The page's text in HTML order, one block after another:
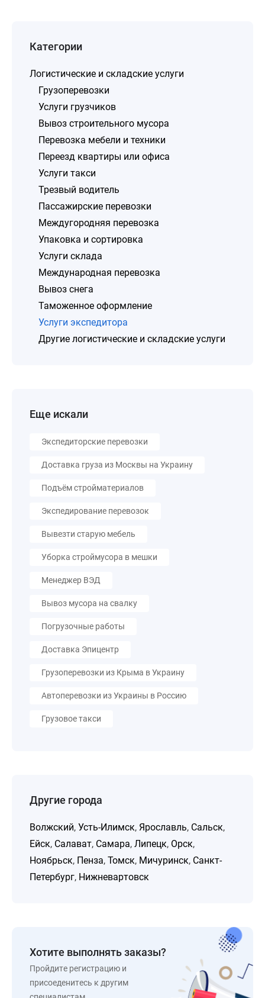
Категории
Логистические и складские услуги
Грузоперевозки
Услуги грузчиков
Вывоз строительного мусора
Перевозка мебели и техники
Переезд квартиры или офиса
Услуги такси
Трезвый водитель
Пассажирские перевозки
Междугородняя перевозка
Упаковка и сортировка
Услуги склада
Международная перевозка
Вывоз снега
Таможенное оформление
Услуги экспедитора
Другие логистические и складские услуги
Еще искали
Экспедиторские перевозки
Доставка груза из Москвы на Украину
Подъём стройматериалов
Экспедирование перевозок
Вывезти старую мебель
Уборка строймусора в мешки
Менеджер ВЭД
Вывоз мусора на свалку
Погрузочные работы
Доставка Эпицентр
Грузоперевозки из Крыма в Украину
Автоперевозки из Украины в Россию
Грузовое такси
Другие города
Волжский, Усть-Илимск, Ярославль, Сальск,
Ейск, Салават, Самара, Липецк, Орск,
Ноябрьск, Пенза, Томск, Мичуринск, Санкт-
Петербург, Нижневартовск
Хотите выполнять заказы?
Пройдите регистрацию и
присоеденитесь к другим